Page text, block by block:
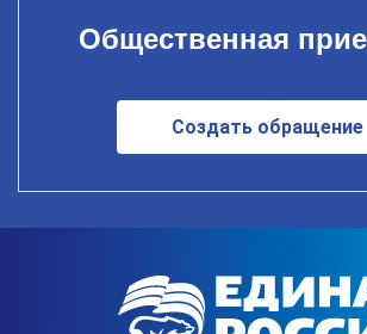
Общественная
Создать обращение